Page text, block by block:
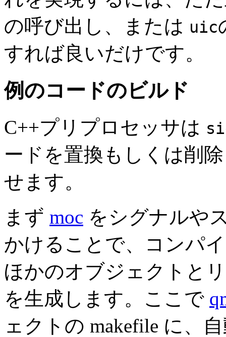
の呼び出し、または uic
すれば良いだけです。
例のコードのビルド
C++プリプロセッサは
ードを置換もしくは削
せます。
まず moc をシグナルや
かけることで、コンパ
ほかのオブジェクトと
を生成します。ここで
ェクトの makefile に、